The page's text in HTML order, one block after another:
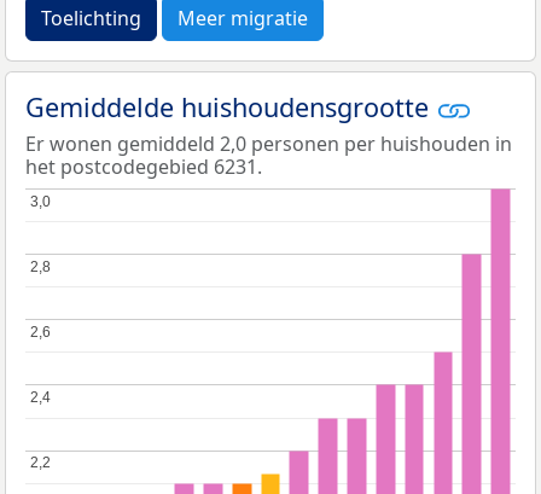
Toelichting Meer migratie
Gemiddelde huishoudensgrootte
Er wonen gemiddeld 2,0 personen per huishouden in
het postcodegebied 6231.
2,2
2,2
2,4
2,4
2,6
2,6
2,8
2,8
3,0
3,0